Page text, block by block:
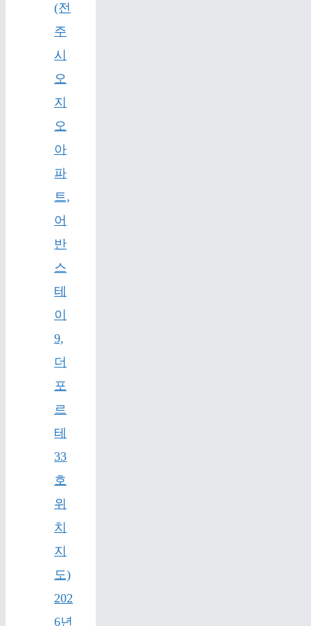
(전
주
시
오
지
오
아
파
트,
어
반
스
테
이
9,
더
포
르
테
33
호
위
치
지
도)
202
6년